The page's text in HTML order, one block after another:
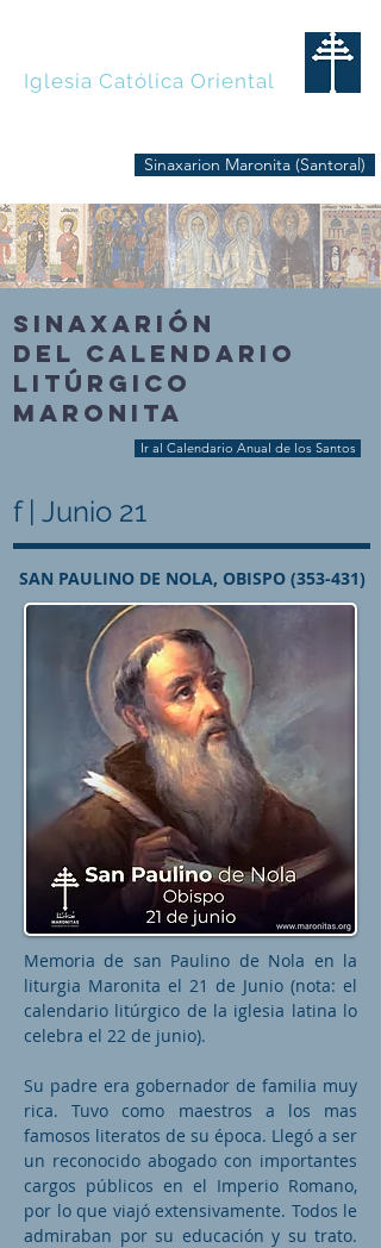
Iglesia Católica Oriental
Sinaxarion Maronita (Santoral)
SINAXARIÓN
DEL CALENDARIO
LITÚRGICO
MARONITA
Ir al Calendario Anual de los Santos
f | Junio 21
SAN PAULINO DE NOLA, OBISPO (353-431)
Memoria de san Paulino de Nola en la
liturgia Maronita el 21 de Junio (nota: el
calendario litúrgico de la iglesia latina lo
celebra el 22 de junio).
Su padre era gobernador de familia muy
rica. Tuvo como maestros a los mas
famosos literatos de su época. Llegó a ser
un reconocido abogado con importantes
cargos públicos en el Imperio Romano,
por lo que viajó extensivamente. Todos le
admiraban por su educación y su trato.